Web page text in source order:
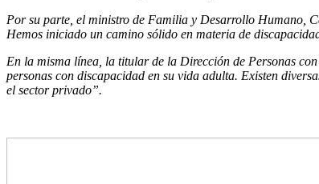
Por su parte, el ministro de Familia y Desarrollo Humano,
Hemos iniciado un camino sólido en materia de
En la misma línea, la titular de la Dirección de Personas
personas con discapacidad en su vida adulta. Existen
el sector privado”.